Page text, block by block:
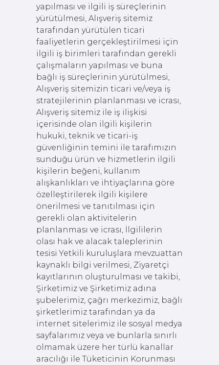
yapılması ve ilgili iş süreçlerinin
yürütülmesi, Alışveriş sitemiz
tarafından yürütülen ticari
faaliyetlerin gerçekleştirilmesi için
ilgili iş birimleri tarafından gerekli
çalışmaların yapılması ve buna
bağlı iş süreçlerinin yürütülmesi,
Alışveriş sitemizin ticari ve/veya iş
stratejilerinin planlanması ve icrası,
Alışveriş sitemiz ile iş ilişkisi
içerisinde olan ilgili kişilerin
hukuki, teknik ve ticari-iş
güvenliğinin temini ile tarafımızın
sunduğu ürün ve hizmetlerin ilgili
kişilerin beğeni, kullanım
alışkanlıkları ve ihtiyaçlarına göre
özelleştirilerek ilgili kişilere
önerilmesi ve tanıtılması için
gerekli olan aktivitelerin
planlanması ve icrası, İlgililerin
olası hak ve alacak taleplerinin
tesisi Yetkili kuruluşlara mevzuattan
kaynaklı bilgi verilmesi, Ziyaretçi
kayıtlarının oluşturulması ve takibi,
Şirketimiz ve Şirketimiz adına
şubelerimiz, çağrı merkezimiz, bağlı
şirketlerimiz tarafından ya da
internet sitelerimiz ile sosyal medya
sayfalarımız veya ve bunlarla sınırlı
olmamak üzere her türlü kanallar
aracılığı ile Tüketicinin Korunması